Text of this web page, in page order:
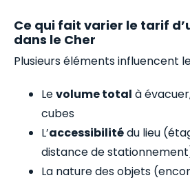
Ce qui fait varier le tarif
dans le Cher
Plusieurs éléments influencent
Levolume total à
cubes
L’accessibilitédu lieu
distance de
La nature des objets